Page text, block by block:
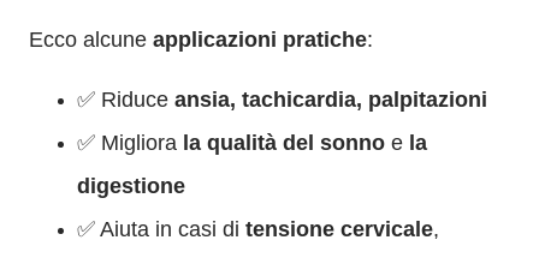
Ecco alcune applicazioni pratiche:
✅ Riduce ansia, tachicardia, palpitazioni
✅ Migliora la qualità del sonno e la
digestione
✅ Aiuta in casi di tensione cervicale,